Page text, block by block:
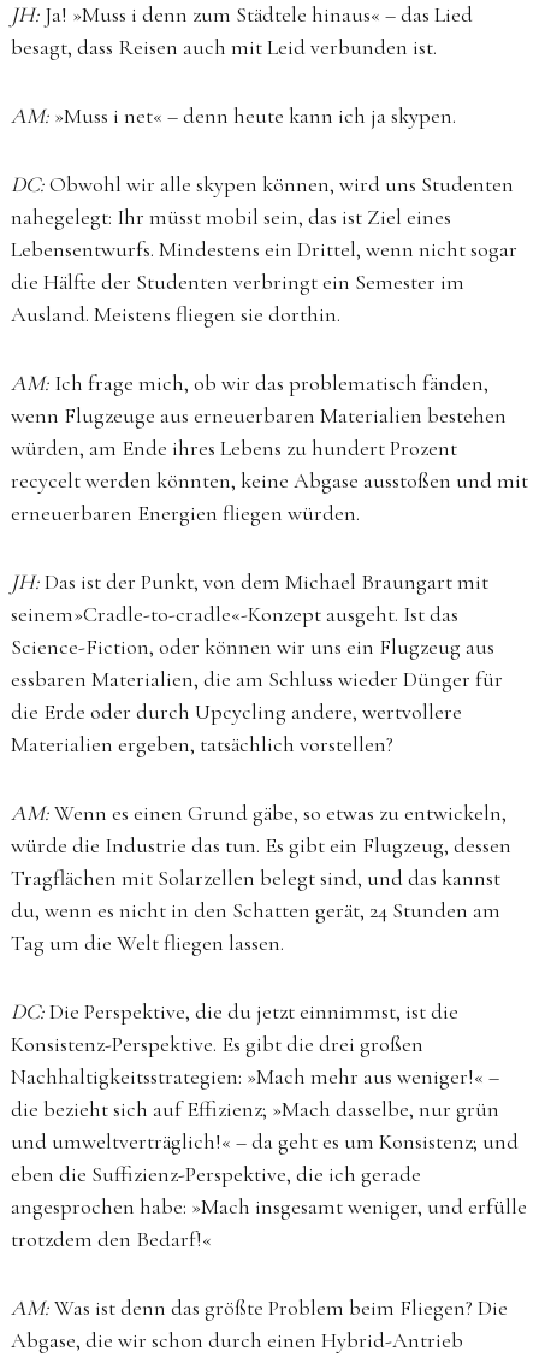
JH:Ja! »Muss i denn zum Städtele hinaus« – das Lied
besagt, dass Reisen auch mit Leid verbunden ist.
AM:»Muss i net« – denn heute kann ich ja skypen.
DC:Obwohl wir alle skypen können, wird uns Studenten
nahegelegt: Ihr müsst mobil sein, das ist Ziel eines
Lebensentwurfs. Mindestens ein Drittel, wenn nicht sogar
die Hälfte der Studenten verbringt ein Semester im
Ausland. Meistens fliegen sie dorthin.
AM:Ich frage mich, ob wir das problematisch fänden,
wenn Flugzeuge aus erneuerbaren Materialien bestehen
würden, am Ende ihres Lebens zu hundert Prozent
recycelt werden könnten, keine Abgase ausstoßen und mit
erneuerbaren Energien fliegen würden.
JH:Das ist der Punkt, von dem Michael Braungart mit
seinem»Cradle-to-cradle«-Konzept ausgeht. Ist das
Science-Fiction, oder können wir uns ein Flugzeug aus
essbaren Materialien, die am Schluss wieder Dünger für
die Erde oder durch Upcycling andere, wertvollere
Materialien ergeben, tatsächlich vorstellen?
AM:Wenn es einen Grund gäbe, so etwas zu entwickeln,
würde die Industrie das tun. Es gibt ein Flugzeug, dessen
Tragflächen mit Solarzellen belegt sind, und das kannst
du, wenn es nicht in den Schatten gerät, 24 Stunden am
Tag um die Welt fliegen lassen.
DC:Die Perspektive, die du jetzt einnimmst, ist die
Konsistenz-Perspektive. Es gibt die drei großen
Nachhaltigkeitsstrategien: »Mach mehr aus weniger!« –
die bezieht sich auf Effizienz; »Mach dasselbe, nur grün
und umweltverträglich!« – da geht es um Konsistenz; und
eben die Suffizienz-Perspektive, die ich gerade
angesprochen habe: »Mach insgesamt weniger, und erfülle
trotzdem den Bedarf!«
AM:Was ist denn das größte Problem beim Fliegen? Die
Abgase, die wir schon durch einen Hybrid-Antrieb